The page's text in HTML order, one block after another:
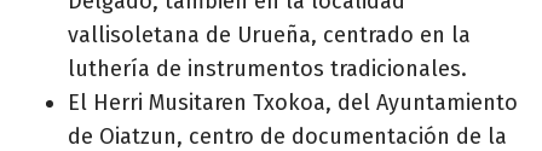
vallisoletana de Urueña, centrado en la
luthería de instrumentos tradicionales.
El Herri Musitaren Txokoa, del Ayuntamiento
de Oiatzun, centro de documentación de la